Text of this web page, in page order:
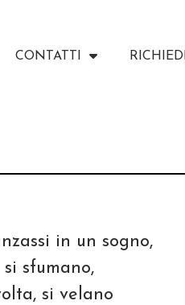
CONTATTI
in un sogno,
sfumano,
si velano